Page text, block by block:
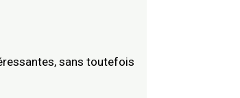
sans toutefois